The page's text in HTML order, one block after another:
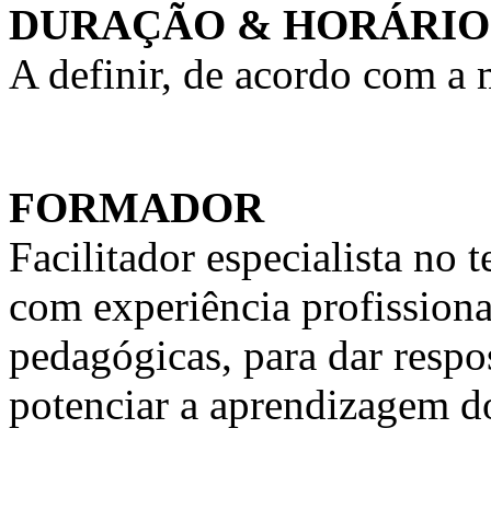
DURAÇÃO & HORÁRIO
A definir, de acordo com a
FORMADOR
Facilitador especialista no
com experiência
pedagógicas, para dar
potenciar a aprendizagem